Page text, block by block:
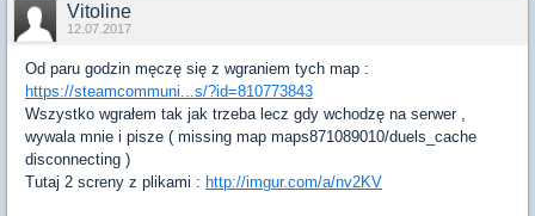
Vitoline
12.07.2017
Od paru godzin męczę się z wgraniem tych map :
https://steamcommuni...s/?id=810773843
Wszystko wgrałem tak jak trzeba lecz gdy wchodzę na serwer ,
wywala mnie i pisze ( missing map maps871089010/duels_cache
disconnecting )
Tutaj 2 screny z plikami : http://imgur.com/a/nv2KV